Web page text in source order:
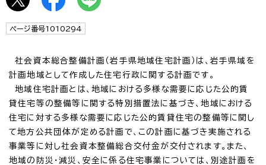
ページ番号1010294
社会資本総合整備計画（岩手県地域住宅計画）は、岩手県域を
計画地域として作成した住宅行政に関する計画です。
地域住宅計画とは、地域における多様な需要に応じた公的賃
貸住宅等の整備等に関する特別措置法に基づき、地域における
住宅に対する多様な需要に応じた公的賃貸住宅の整備等に関し
て地方公共団体が定める計画で、この計画に基づき実施される
事業等に対し社会資本整備総合交付金が交付されます。また、
地域の防災・減災、安全に係る住宅事業については、別途計画を